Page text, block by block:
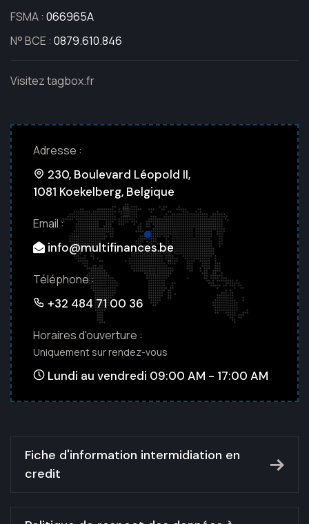
FSMA : 066965A
N° BCE : 0879.610.846
Visitez tagbox.fr
Adresse :
230, Boulevard Léopold II,
1081 Koekelberg, Belgique
Email :
info@multifinances.be
Téléphone :
+32 484 71 00 36
Horaires d'ouverture :
Uniquement sur rendez-vous
Lundi au vendredi 09:00 AM - 17:00 AM
Fiche d'information intermidiation en
credit